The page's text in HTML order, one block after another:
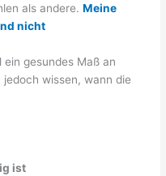
als andere.Meine
nicht
gesundes Maß an
wissen, wann die
ist